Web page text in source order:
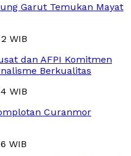
Garut Temukan Mayat
WIB
dan AFPI Komitmen
Berkualitas
WIB
Curanmor
WIB